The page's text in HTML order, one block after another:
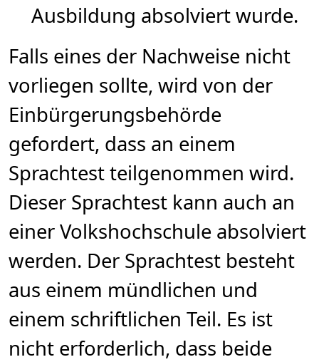
Ausbildung absolviert wurde.
Falls eines der Nachweise nicht
vorliegen sollte, wird von der
Einbürgerungsbehörde
gefordert, dass an einem
Sprachtest teilgenommen wird.
Dieser Sprachtest kann auch an
einer Volkshochschule absolviert
werden. Der Sprachtest besteht
aus einem mündlichen und
einem schriftlichen Teil. Es ist
nicht erforderlich, dass beide